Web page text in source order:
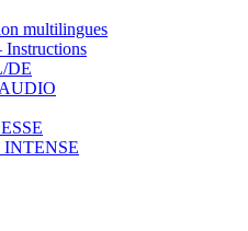
multilingues
Instructions
DE